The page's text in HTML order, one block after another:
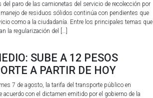
paro de las camionetas del servicio de recolección por
de residuos sólidos continúa con pendientes que
como a la ciudadanía. Entre los principales temas que
la regularización del […]
SUBE A 12 PESOS
A PARTIR DE HOY
7 de agosto, la tarifa del transporte público en
con el dictamen emitido por el gobierno de la